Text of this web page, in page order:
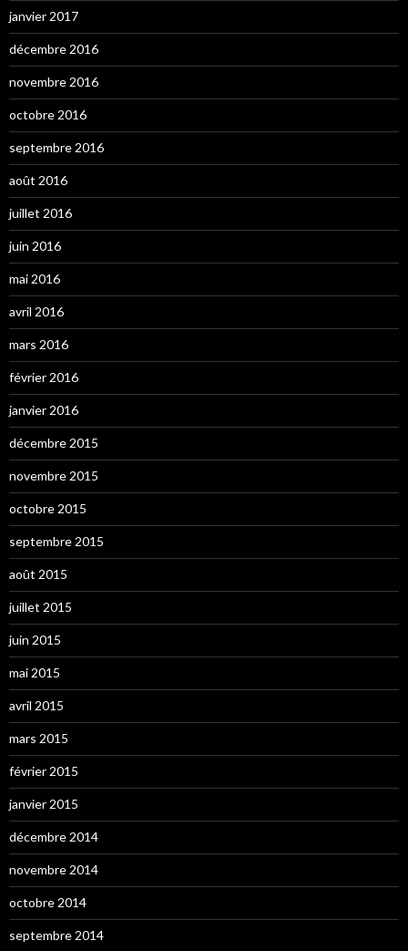
janvier 2017
décembre 2016
novembre 2016
octobre 2016
septembre 2016
août 2016
juillet 2016
juin 2016
mai 2016
avril 2016
mars 2016
février 2016
janvier 2016
décembre 2015
novembre 2015
octobre 2015
septembre 2015
août 2015
juillet 2015
juin 2015
mai 2015
avril 2015
mars 2015
février 2015
janvier 2015
décembre 2014
novembre 2014
octobre 2014
septembre 2014